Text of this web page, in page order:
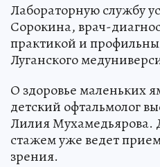
Лабораторную службу
Сорокина, врач-
практикой и
Луганского
О здоровье маленьких
детский офтальмолог
Лилия Мухамедьярова.
стажем уже ведет
зрения.